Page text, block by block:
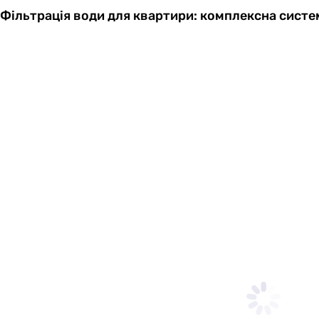
Фільтрація води для квартири: комплексна